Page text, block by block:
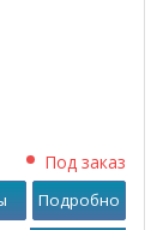
Под заказ
Подробно